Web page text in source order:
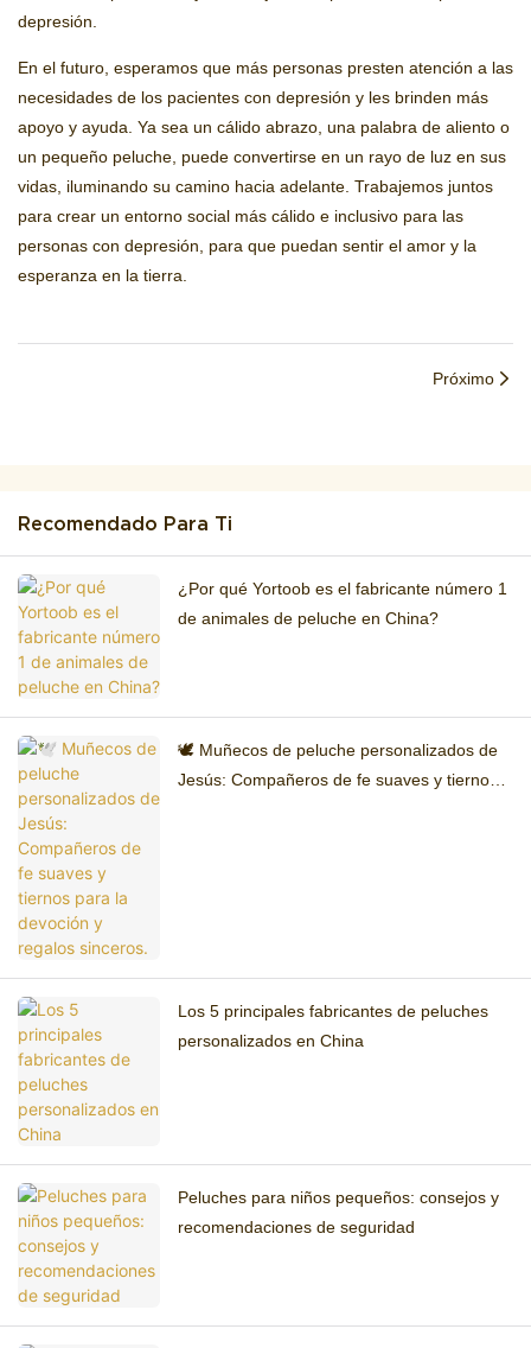
depresión.
En el futuro, esperamos que más personas presten atención a las
necesidades de los pacientes con depresión y les brinden más
apoyo y ayuda. Ya sea un cálido abrazo, una palabra de aliento o
un pequeño peluche, puede convertirse en un rayo de luz en sus
vidas, iluminando su camino hacia adelante. Trabajemos juntos
para crear un entorno social más cálido e inclusivo para las
personas con depresión, para que puedan sentir el amor y la
esperanza en la tierra.
Próximo
Recomendado Para Ti
¿Por qué Yortoob es el fabricante número 1
de animales de peluche en China?
🕊️ Muñecos de peluche personalizados de
Jesús: Compañeros de fe suaves y tiernos
Los 5 principales fabricantes de peluches
personalizados en China
Peluches para niños pequeños: consejos y
recomendaciones de seguridad